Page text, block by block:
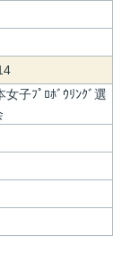
子ﾌﾟﾛﾎﾞｳﾘﾝｸﾞ選